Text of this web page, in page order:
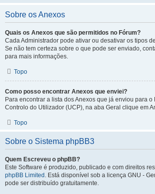
Sobre os Anexos
Quais os Anexos que são permitidos no Fórum?
Cada Administrador pode ativar ou desativar os tipos
Se não tem certeza sobre o que pode ser enviado,
para mais informações.
Topo
Como posso encontrar Anexos que enviei?
Para encontrar a lista dos Anexos que já enviou para o
Controlo do Utilizador (UCP), na aba Geral clique em
Topo
Sobre o Sistema phpBB3
Quem Escreveu o phpBB?
Este Software é produzido, publicado e com direitos
phpBB Limited . Está disponível sob a licença GNU -
pode ser distribuído gratuitamente.